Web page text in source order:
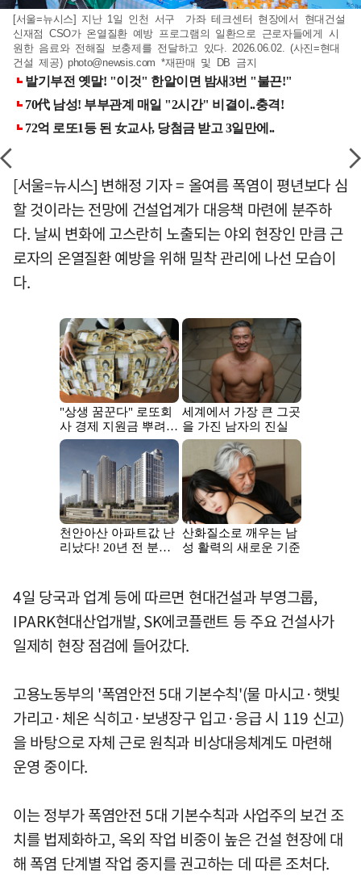
[서울=뉴시스] 지난 1일 인천 서구 가좌 테크센터 현장에서 현대건설
신재점 CSO가 온열질환 예방 프로그램의 일환으로 근로자들에게 시
원한 음료와 전해질 보충제를 전달하고 있다. 2026.06.02. (사진=현대
건설 제공) photo@newsis.com *재판매 및 DB 금지
[서울=뉴시스] 변해정 기자 = 올여름 폭염이 평년보다 심
할 것이라는 전망에 건설업계가 대응책 마련에 분주하
다. 날씨 변화에 고스란히 노출되는 야외 현장인 만큼 근
로자의 온열질환 예방을 위해 밀착 관리에 나선 모습이
다.
4일 당국과 업계 등에 따르면 현대건설과 부영그룹,
IPARK현대산업개발, SK에코플랜트 등 주요 건설사가
일제히 현장 점검에 들어갔다.
고용노동부의 '폭염안전 5대 기본수칙'(물 마시고·햇빛
가리고·체온 식히고·보냉장구 입고·응급 시 119 신고)
을 바탕으로 자체 근로 원칙과 비상대응체계도 마련해
운영 중이다.
이는 정부가 폭염안전 5대 기본수칙과 사업주의 보건 조
치를 법제화하고, 옥외 작업 비중이 높은 건설 현장에 대
해 폭염 단계별 작업 중지를 권고하는 데 따른 조처다.